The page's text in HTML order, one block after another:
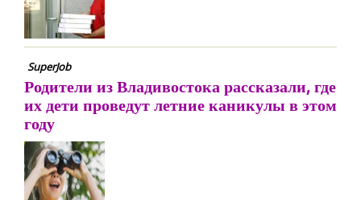
SuperJob
Родители из Владивостока рассказали, где
их дети проведут летние каникулы в этом
году